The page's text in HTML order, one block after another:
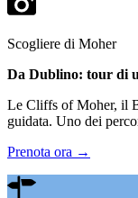
Scogliere di Moher
Da Dublino: tour di
Le Cliffs of Moher, il
guidata. Uno dei
Prenota ora →